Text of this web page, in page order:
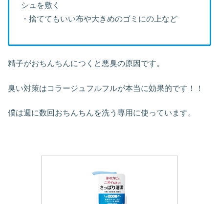
シュを敷く
・捨ててもいい布や大きめのゴミにの上など
精子がおちんちんにつくと悪臭の原因です。
臭い対策はコラージュフルフルが本当に効果的です！！
僕は週に数回おちんちんを洗う専用に使っています。